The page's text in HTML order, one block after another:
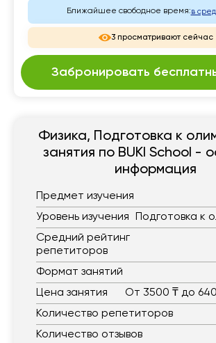
Ближайшее свободное время:в
3 просматривают сейчас
Забронировать
Физика, Подготовка к
занятия по BUKI School -
информация
Предмет изучения
Уровень изучения
Подготовка к
Средний рейтинг
репетиторов
Формат занятий
Цена занятия
От 3500 ₸ до
Количество репетиторов
Количество отзывов